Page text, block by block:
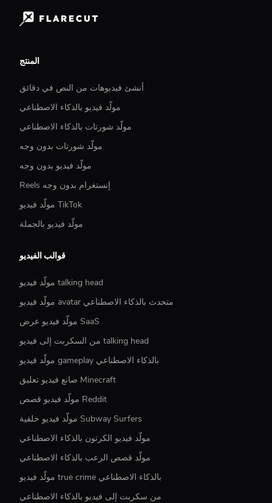
المنتج
أنشئ فيديوهات من النص في دقائق
مولّد فيديو بالذكاء الاصطناعي
مولّد شورتات بالذكاء الاصطناعي
مولّد شورتات بدون وجه
مولّد فيديو بدون وجه
Reels إنستغرام بدون وجه
مولّد فيديو TikTok
مولّد فيديو بالجملة
قوالب الفيديو
مولّد فيديو talking head
مولّد فيديو avatar متحدث بالذكاء الاصطناعي
مولّد فيديو عرض SaaS
من السكربت إلى فيديو talking head
مولّد فيديو gameplay بالذكاء الاصطناعي
صانع فيديو تعليق Minecraft
مولّد فيديو قصص Reddit
مولّد فيديو خلفية Subway Surfers
مولّد فيديو الكرتون بالذكاء الاصطناعي
مولّد قصص الرعب بالذكاء الاصطناعي
مولّد فيديو true crime بالذكاء الاصطناعي
من سكربت إلى فيديو بالذكاء الاصطناعي